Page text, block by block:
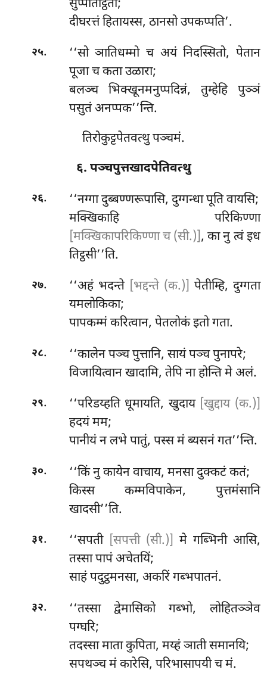
सुप्पतिट्ठिता;
दीघरत्तं हितायस्स, ठानसो उपकप्पति’.
२५.
‘‘सो ञातिधम्मो च अयं निदस्सितो, पेतान
पूजा च कता उळारा;
बलञ्च भिक्खूनमनुप्पदिन्नं, तुम्हेहि पुञ्ञं
पसुतं अनप्पक’’न्ति.
तिरोकुट्टपेतवत्थु पञ्चमं.
६. पञ्चपुत्तखादपेतिवत्थु
२६. ‘‘नग्गादुब्बण्णरूपासि, दुग्गन्धा पूति वायसि;
मक्खिकाहि परिकिण्णा
[मक्खिकापरिकिण्णा च (सी.)], का नु त्वं इध
तिट्ठसी’’ति.
२७. ‘‘अहं भदन्ते [भद्दन्ते (क.)] पेतीम्हि, दुग्गता
यमलोकिका;
पापकम्मंकरित्वान, पेतलोकं इतो गता.
२८.
‘‘कालेन पञ्च पुत्तानि, सायं पञ्च पुनापरे;
विजायित्वान खादामि, तेपि ना होन्ति मे अलं.
२९. ‘‘परिडय्हति धूमायति, खुदाय [खुद्दाय (क.)]
हदयं मम;
पानीयं न लभे पातुं, पस्स मं ब्यसनं गत’’न्ति.
३०.
‘‘किं नु कायेन वाचाय, मनसा दुक्कटं कतं;
किस्स कम्मविपाकेन, पुत्तमंसानि
खादसी’’ति.
३१. ‘‘सपती [सपत्ती (सी.)] मे गब्भिनी आसि,
तस्सा पापं अचेतयिं;
साहं पदुट्ठमनसा, अकरिं गब्भपातनं.
३२. ‘‘तस्साद्वेमासिको गब्भो, लोहितञ्ञेव
पग्घरि;
तदस्सा माता कुपिता, मय्हं ञाती समानयि;
सपथञ्च मं कारेसि, परिभासापयी च मं.